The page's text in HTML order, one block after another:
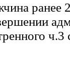
ранее